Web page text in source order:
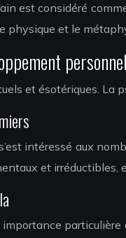
est considéré
physique et le
personnel
et ésotériques.
intéressé aux
et irréductibles,